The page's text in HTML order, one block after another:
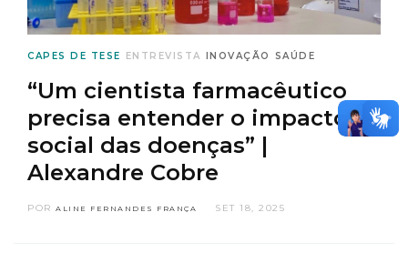
CAPES DE TESE ENTREVISTA INOVAÇÃO SAÚDE
“Um cientista farmacêutico
precisa entender o impacto
social das doenças” |
Alexandre Cobre
POR ALINE FERNANDES FRANÇA SET 18, 2025